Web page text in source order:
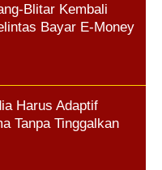
Blitar Kembali
Bayar E-Money
Harus Adaptif
Tanpa Tinggalkan